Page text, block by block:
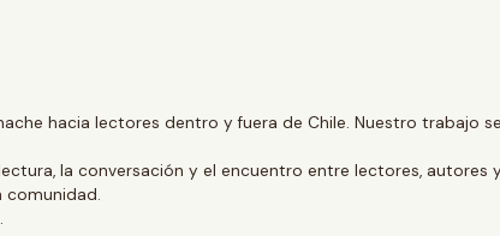
hacia lectores dentro y fuera de Chile. Nuestro trabajo
la conversación y el encuentro entre lectores, autores
comunidad.